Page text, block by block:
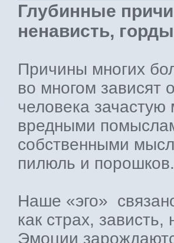
Глубинные
ненависть,
Причины многих
во многом зависят
человека зачастую
вредными
собственными
пилюль и
Наше «эго»
как страх,
Эмоции